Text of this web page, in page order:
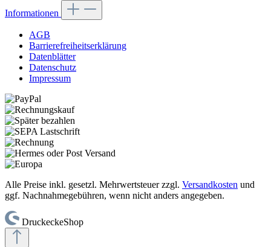
Informationen
AGB
Barrierefreiheitserklärung
Datenblätter
Datenschutz
Impressum
Alle Preise inkl. gesetzl. Mehrwertsteuer zzgl. Versandkosten und
ggf. Nachnahmegebühren, wenn nicht anders angegeben.
DruckeckeShop